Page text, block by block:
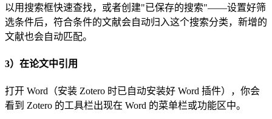
以用搜索框快速查找，或者创建"已保存的搜索"——设置好筛
选条件后，符合条件的文献会自动归入这个搜索分类，新增的
文献也会自动匹配。
3）在论文中引用
打开 Word（安装 Zotero 时已自动安装好 Word 插件），你会
看到 Zotero 的工具栏出现在 Word 的菜单栏或功能区中。